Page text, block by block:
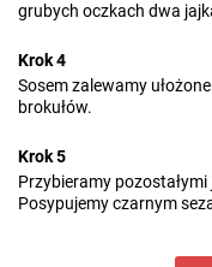
grubych oczkach dwa
Krok 4
Sosem zalewamy
brokułów.
Krok 5
Przybieramy
Posypujemy czarnym